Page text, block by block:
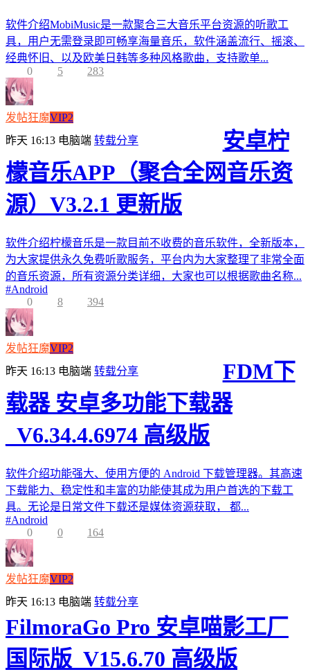
软件介绍MobiMusic是一款聚合三大音乐平台资源的听歌工
具，用户无需登录即可畅享海量音乐，软件涵盖流行、摇滚、
经典怀旧、以及欧美日韩等多种风格歌曲，支持歌单...
0
5 283
发帖狂魔VIP2
昨天 16:13 电脑端 转载分享
安卓柠
檬音乐APP（聚合全网音乐资
源）V3.2.1 更新版
软件介绍柠檬音乐是一款目前不收费的音乐软件，全新版本，
为大家提供永久免费听歌服务，平台内为大家整理了非常全面
的音乐资源，所有资源分类详细，大家也可以根据歌曲名称...
#Android
0
8 394
发帖狂魔VIP2
昨天 16:13 电脑端 转载分享
FDM下
载器 安卓多功能下载器
_V6.34.4.6974 高级版
软件介绍功能强大、使用方便的 Android 下载管理器。其高速
下载能力、稳定性和丰富的功能使其成为用户首选的下载工
具。无论是日常文件下载还是媒体资源获取， 都...
#Android
0
0 164
发帖狂魔VIP2
昨天 16:13 电脑端 转载分享
FilmoraGo Pro 安卓喵影工厂
国际版_V15.6.70 高级版